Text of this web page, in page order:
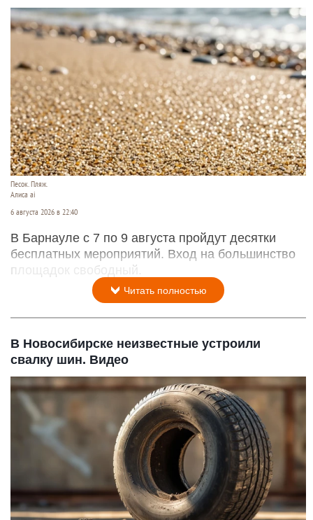
Песок. Пляж.
Алиса ai
6 августа 2026 в 22:40
В Барнауле с 7 по 9 августа пройдут десятки
бесплатных мероприятий. Вход на большинство
площадок свободный.
Читать полностью
В Новосибирске неизвестные устроили
свалку шин. Видео